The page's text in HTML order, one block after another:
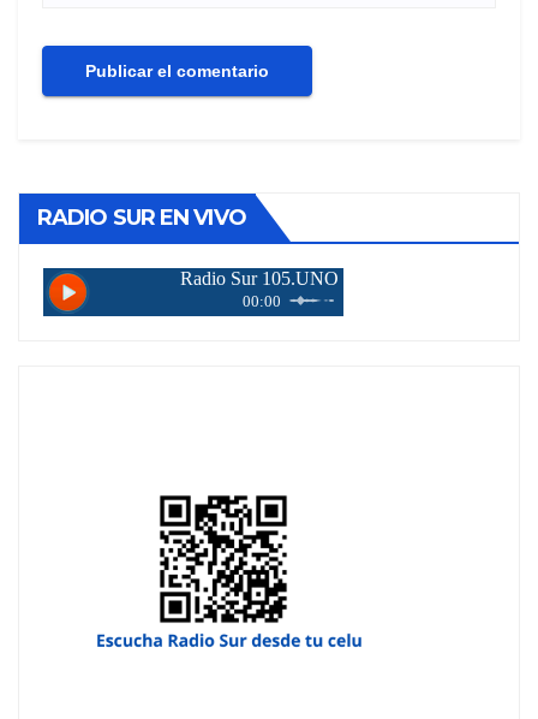
RADIO SUR EN VIVO